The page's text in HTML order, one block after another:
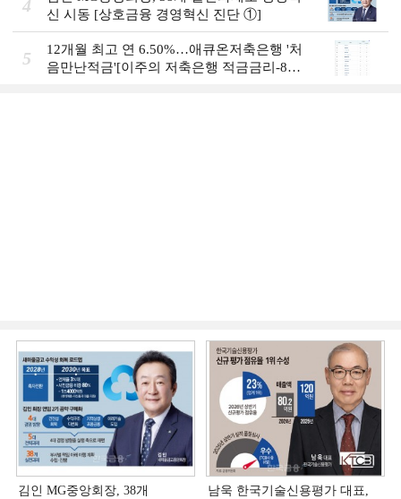
4
신 시동 [상호금융 경영혁신 진단 ①]
5
12개월 최고 연 6.50%…애큐온저축은행 '처
음만난적금'[이주의 저축은행 적금금리-8월
김인 MG중앙회장, 38개
남욱 한국기술신용평가 대표,